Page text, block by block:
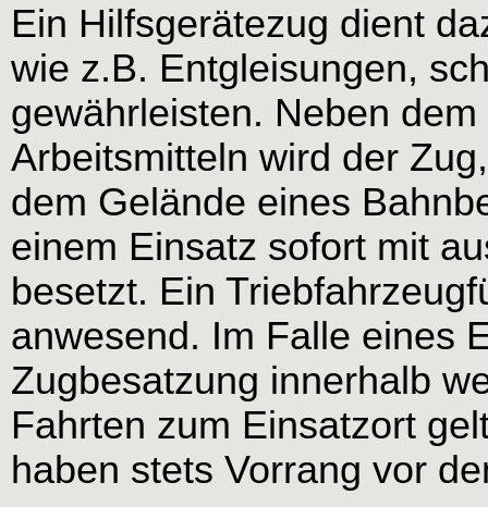
Ein Hilfsgerätezug dient
wie z.B. Entgleisungen,
gewährleisten. Neben
Arbeitsmitteln wird der
dem Gelände eines
einem Einsatz sofort mit
besetzt. Ein
anwesend. Im Falle eines
Zugbesatzung innerhalb
Fahrten zum Einsatzort
haben stets Vorrang vor